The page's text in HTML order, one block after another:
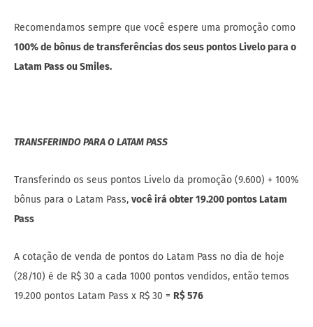
Recomendamos sempre que você espere uma promoção como
100% de bônus de transferências dos seus pontos Livelo para o
Latam Pass ou Smiles.
TRANSFERINDO PARA O LATAM PASS
Transferindo os seus pontos Livelo da promoção (9.600) + 100%
bônus para o Latam Pass, você irá obter 19.200 pontos Latam
Pass
A cotação de venda de pontos do Latam Pass no dia de hoje
(28/10) é de R$ 30 a cada 1000 pontos vendidos, então temos
19.200 pontos Latam Pass x R$ 30 = R$ 576